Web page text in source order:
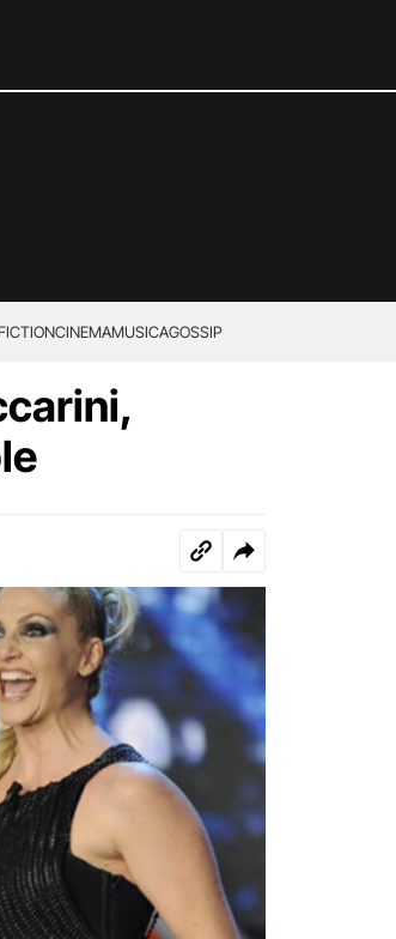
CINEMAMUSICAGOSSIP